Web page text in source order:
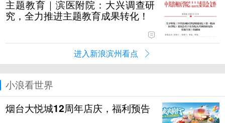
主题教育｜滨医附院：大兴调查研
究，全力推进主题教育成果转化！
进入新浪滨州看点
小浪看世界
烟台大悦城12周年店庆，福利预告